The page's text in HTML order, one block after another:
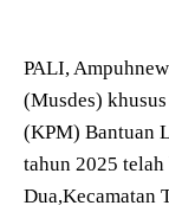
PALI,
(Musdes)
(KPM) Bantuan
tahun 2025
Dua,Kecamatan